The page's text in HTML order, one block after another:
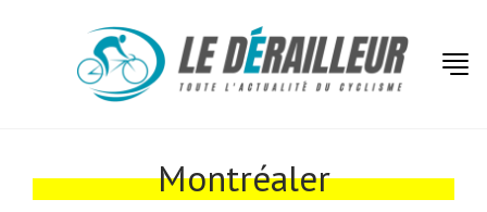
Montréaler
Tests de produits